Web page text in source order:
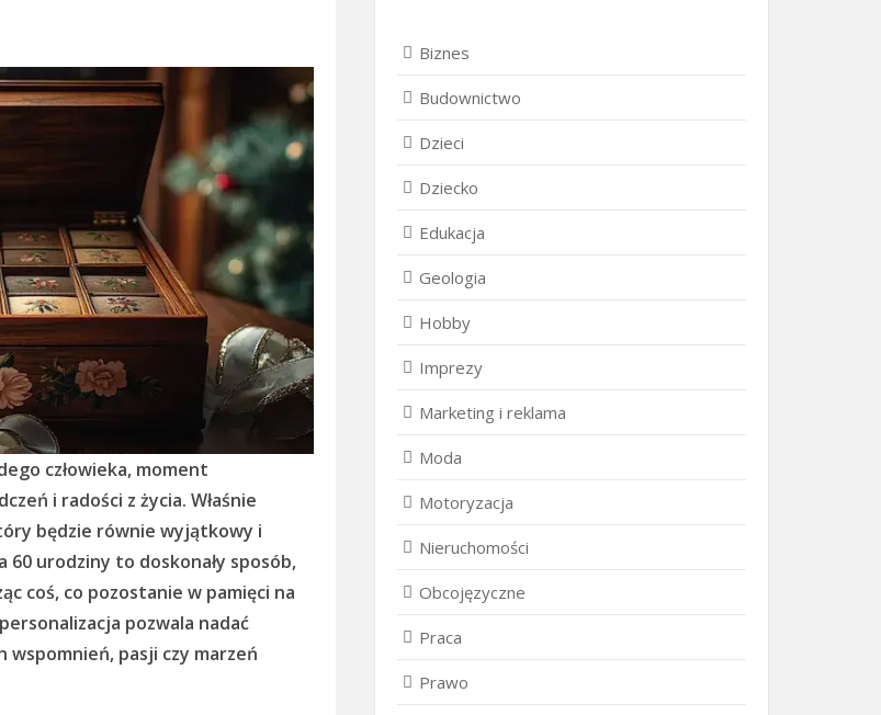
człowieka, moment
i radości z życia. Właśnie
będzie równie wyjątkowy i
urodziny to doskonały sposób,
coś, co pozostanie w pamięci na
pozwala nadać
wspomnień, pasji czy marzeń
Biznes
Budownictwo
Dzieci
Dziecko
Edukacja
Geologia
Hobby
Imprezy
Marketing i reklama
Moda
Motoryzacja
Nieruchomości
Obcojęzyczne
Praca
Prawo